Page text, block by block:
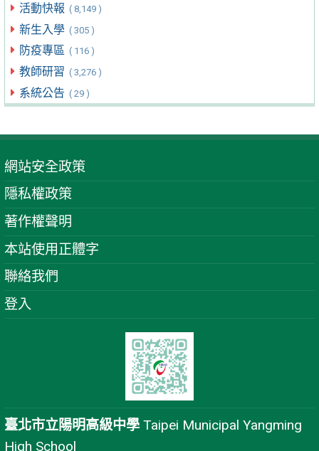
活動快報 ( 8,149 )
新生入學 ( 305 )
防疫專區 ( 116 )
教師研習 ( 3,276 )
系統公告 ( 29 )
網站安全政策
隱私權政策
著作權聲明
本站使用正體字
聯絡我們
登入
臺北市立陽明高級中學 Taipei Municipal Yangming
High School